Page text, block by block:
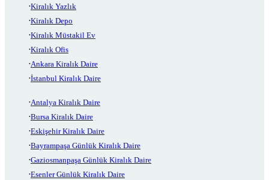
Kiralık Yazlık
Kiralık Depo
Kiralık Müstakil Ev
Kiralık Ofis
Ankara Kiralık Daire
İstanbul Kiralık Daire
Antalya Kiralık Daire
Bursa Kiralık Daire
Eskişehir Kiralık Daire
Bayrampaşa Günlük Kiralık Daire
Gaziosmanpaşa Günlük Kiralık Daire
Esenler Günlük Kiralık Daire